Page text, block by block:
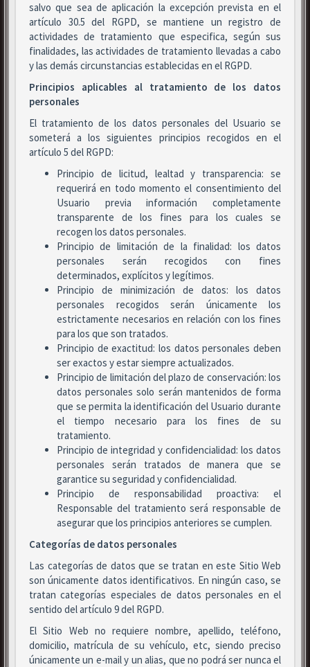
salvo que sea de aplicación la excepción prevista en el
artículo 30.5 del RGPD, se mantiene un registro de
actividades de tratamiento que especifica, según sus
finalidades, las actividades de tratamiento llevadas a cabo
y las demás circunstancias establecidas en el RGPD.
Principios aplicables al tratamiento de los datos
personales
El tratamiento de los datos personales del Usuario se
someterá a los siguientes principios recogidos en el
artículo 5 del RGPD:
Principio de licitud, lealtad y transparencia: se
requerirá en todo momento el consentimiento del
Usuario previa información completamente
transparente de los fines para los cuales se
recogen los datos personales.
Principio de limitación de la finalidad: los datos
personales serán recogidos con fines
determinados, explícitos y legítimos.
Principio de minimización de datos: los datos
personales recogidos serán únicamente los
estrictamente necesarios en relación con los fines
para los que son tratados.
Principio de exactitud: los datos personales deben
ser exactos y estar siempre actualizados.
Principio de limitación del plazo de conservación: los
datos personales solo serán mantenidos de forma
que se permita la identificación del Usuario durante
el tiempo necesario para los fines de su
tratamiento.
Principio de integridad y confidencialidad: los datos
personales serán tratados de manera que se
garantice su seguridad y confidencialidad.
Principio de responsabilidad proactiva: el
Responsable del tratamiento será responsable de
asegurar que los principios anteriores se cumplen.
Categorías de datos personales
Las categorías de datos que se tratan en este Sitio Web
son únicamente datos identificativos. En ningún caso, se
tratan categorías especiales de datos personales en el
sentido del artículo 9 del RGPD.
El Sitio Web no requiere nombre, apellido, teléfono,
domicilio, matrícula de su vehículo, etc, siendo preciso
únicamente un e-mail y un alias, que no podrá ser nunca el